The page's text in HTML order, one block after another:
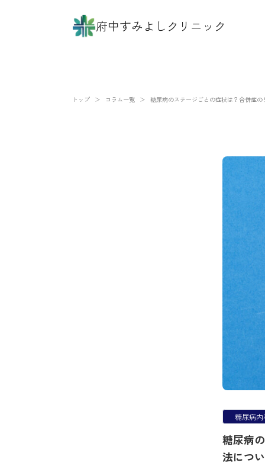
府中すみよしクリニック
トップ ＞ コラム一覧 ＞ 糖尿病のステージごとの症状は？合併症
糖尿病内
糖尿病
法につ